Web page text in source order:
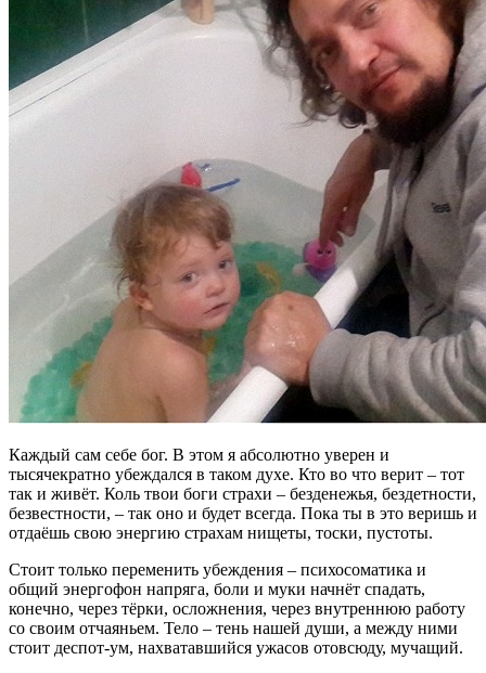
Каждый сам себе бог. В этом я абсолютно уверен и
тысячекратно убеждался в таком духе. Кто во что верит – тот
так и живёт. Коль твои боги страхи – безденежья, бездетности,
безвестности, – так оно и будет всегда. Пока ты в это веришь и
отдаёшь свою энергию страхам нищеты, тоски, пустоты.
Стоит только переменить убеждения – психосоматика и
общий энергофон напряга, боли и муки начнёт спадать,
конечно, через тёрки, осложнения, через внутреннюю работу
со своим отчаяньем. Тело – тень нашей души, а между ними
стоит деспот-ум, нахватавшийся ужасов отовсюду, мучащий.